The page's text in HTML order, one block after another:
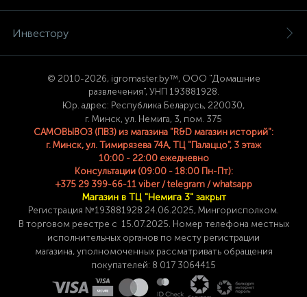
Инвестору
© 2010-2026, igromaster.by™, ООО "Домашние
развлечения", УНП 193881928.
Юр. адрес: Республика Беларусь, 220030,
г. Минск, ул. Немига, 3, пом. 375
САМОВЫВОЗ (ПВЗ) из магазина "R&D магазин историй":
г. Минск, ул. Тимирязева 74A, ТЦ "Палаццо", 3 этаж
10:00 - 22:00 ежедневно
Консультации (09:00 - 18:00 Пн-Пт):
+375 29 399-66-11 viber / telegram / whatsapp
Магазин в ТЦ "Немига 3" закрыт
Регистрация №193881928 24 .06.2025, Мингорисполком.
В торговом реестре с 15.07.2025. Номер телефона местных
исполнительных органов по месту регистрации
магазина,уполномоченных рассматривать обращения
покупателей: 8 017 3064415